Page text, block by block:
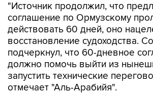
"Источник продолжил, что
соглашение по Ормузскому
действовать 60 дней, оно
восстановление судоходства.
подчеркнул, что 60-дневное
должно помочь выйти из
запустить технические
отмечает "Аль-Арабийя".